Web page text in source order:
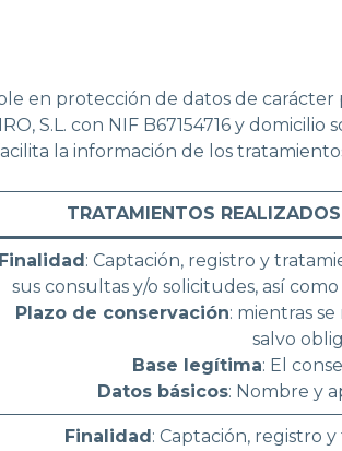
en protección de datos de
S.L. con NIF B67154716 y domicilio
la información de los
TRATAMIENTOS REALIZADOS
Finalidad: Captación, registro y
sus consultas y/o solicitudes, así
Plazo de conservación: mientras
salvo
Base legítima: El
Datos básicos: Nombre y
Finalidad: Captación, registro